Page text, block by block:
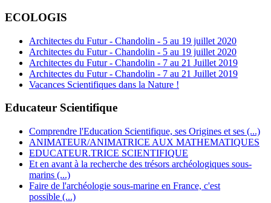
ECOLOGIS
Architectes du Futur - Chandolin - 5 au 19 juillet 2020
Architectes du Futur - Chandolin - 5 au 19 juillet 2020
Architectes du Futur - Chandolin - 7 au 21 Juillet 2019
Architectes du Futur - Chandolin - 7 au 21 Juillet 2019
Vacances Scientifiques dans la Nature !
Educateur Scientifique
Comprendre l'Education Scientifique, ses Origines et ses (...)
ANIMATEUR/ANIMATRICE AUX MATHEMATIQUES
EDUCATEUR.TRICE SCIENTIFIQUE
Et en avant à la recherche des trésors archéologiques sous-
marins (...)
Faire de l'archéologie sous-marine en France, c'est
possible (...)